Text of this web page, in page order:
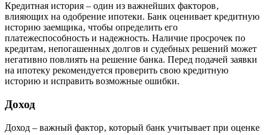
Кредитная история – один из важнейших факторов‚
влияющих на одобрение ипотеки. Банк оценивает кредитную
историю заемщика‚ чтобы определить его
платежеспособность и надежность. Наличие просрочек по
кредитам‚ непогашенных долгов и судебных решений может
негативно повлиять на решение банка. Перед подачей заявки
на ипотеку рекомендуется проверить свою кредитную
историю и исправить возможные ошибки.
Доход
Доход – важный фактор‚ который банк учитывает при оценке